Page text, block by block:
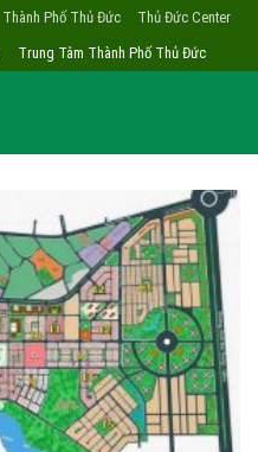
Thành Phố Thủ Đức
Thủ Đức Center
Trung Tâm Thành Phố Thủ Đức